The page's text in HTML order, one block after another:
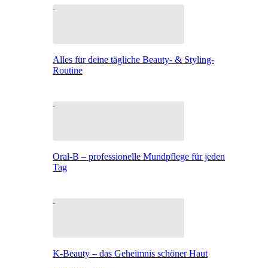
Alles für deine tägliche Beauty- & Styling-
Routine
Oral-B – professionelle Mundpflege für jeden
Tag
K-Beauty – das Geheimnis schöner Haut